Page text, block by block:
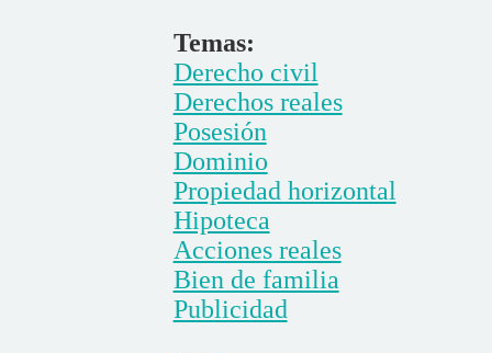
Temas:
Derecho civil
Derechos reales
Posesión
Dominio
Propiedad horizontal
Hipoteca
Acciones reales
Bien de familia
Publicidad